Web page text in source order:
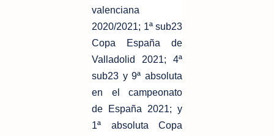
valenciana
2020/2021; 1ª sub23
Copa España de
Valladolid 2021; 4ª
sub23 y 9ª absoluta
en el campeonato
de España 2021; y
1ª absoluta Copa